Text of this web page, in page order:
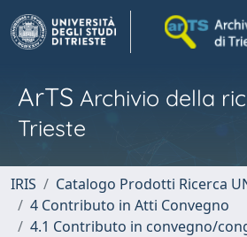
ArTS Archivio della
Trieste
IRIS
Catalogo Prodotti Ricerca
4 Contributo in Atti Convegno
4.1 Contributo in convegno/